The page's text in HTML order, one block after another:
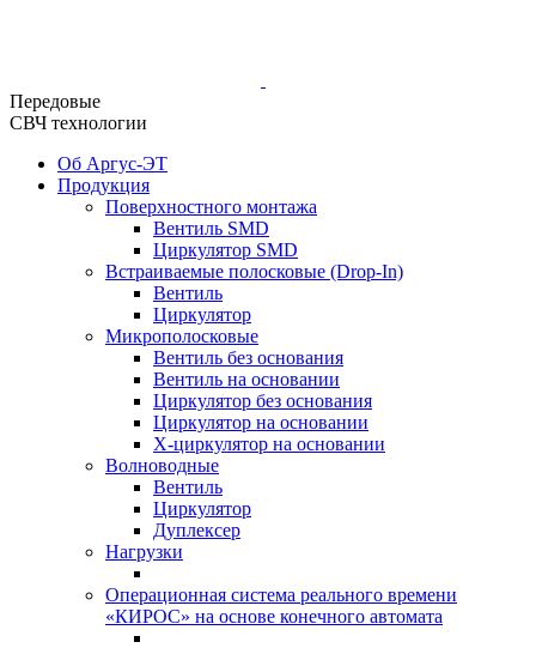
Передовые
СВЧ технологии
Об Аргус-ЭТ
Продукция
Поверхностного монтажа
Вентиль SMD
Циркулятор SMD
Встраиваемые полосковые (Drop-In)
Вентиль
Циркулятор
Микрополосковые
Вентиль без основания
Вентиль на основании
Циркулятор без основания
Циркулятор на основании
Х-циркулятор на основании
Волноводные
Вентиль
Циркулятор
Дуплексер
Нагрузки
Операционная система реального времени
«КИРОС» на основе конечного автомата